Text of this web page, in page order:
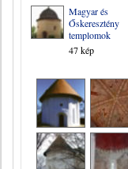
Magyar és
Őskeresztény
templomok
47 kép